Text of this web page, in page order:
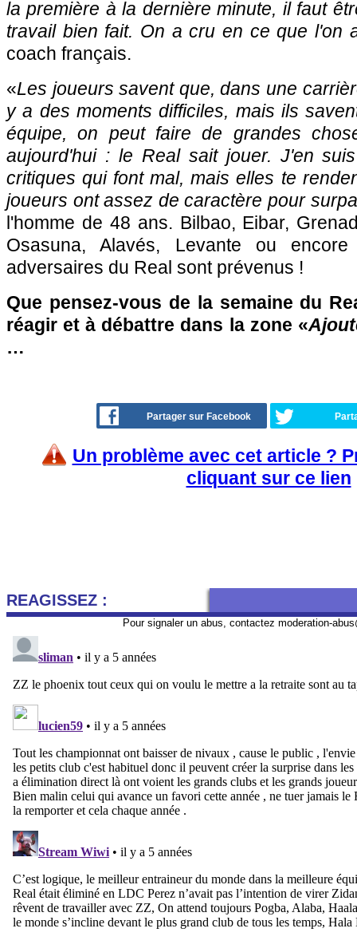
la première à la dernière minute, il faut
travail bien fait. On a cru en ce que l'on
coach français.
«Les joueurs savent que, dans une
y a des moments difficiles, mais ils
équipe, on peut faire de grandes
aujourd'hui : le Real sait jouer. J'en
critiques qui font mal, mais elles te
joueurs ont assez de caractère pour
l'homme de 48 ans. Bilbao, Eibar,
Osasuna, Alavés, Levante ou
adversaires du Real sont prévenus !
Que pensez-vous de la semaine du
réagir et à débattre dans la zone «
…
Partager sur Facebook
Un problème avec cet article ?
cliquant sur ce lien
REAGISSEZ :
Pour signaler un abus, contactez moderation-